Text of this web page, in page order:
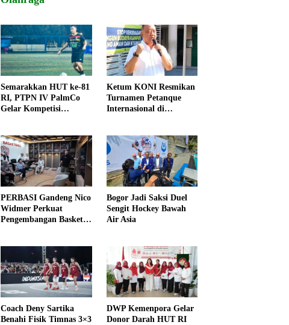
Semarakkan HUT ke-81
RI, PTPN IV PalmCo
Gelar Kompetisi
Ketum KONI Resmikan
Turnamen Petanque
Internasional di
PERBASI Gandeng Nico
Widmer Perkuat
Pengembangan Basket
Bogor Jadi Saksi Duel
Sengit Hockey Bawah
Air Asia
Coach Deny Sartika
Benahi Fisik Timnas 3×3
DWP Kemenpora Gelar
Donor Darah HUT RI